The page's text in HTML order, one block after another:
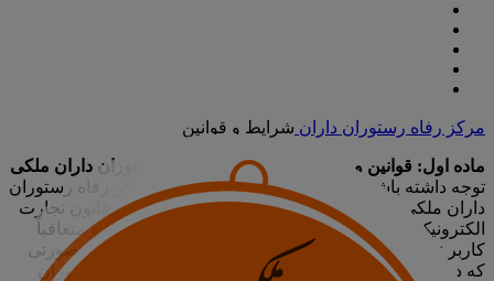
مرکز رفاه رستوران داران شرایط و قوانین
ماده اول: قوانین و مقررات سایت مرکز رفاه رستوران داران ملکی
توجه داشته باشید کلیه اصول و رویه‌های سایت مرکز رفاه رستوران
داران ملکی منطبق با قوانین جمهوری اسلامی ایران، قانون تجارت
الکترونیک و قانون حمایت از حقوق مصرف‌کننده است و متعاقباً
کاربر نیز موظف به رعایت قوانین مرتبط با خود است. در صورتی
که در قوانین مندرج، رویه‌ها و سرویس‌های مرکز رفاه رستوران